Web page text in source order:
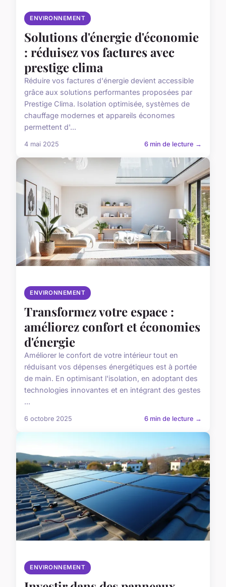
ENVIRONNEMENT
Solutions d'énergie d'économie
: réduisez vos factures avec
prestige clima
Réduire vos factures d'énergie devient accessible
grâce aux solutions performantes proposées par
Prestige Clima. Isolation optimisée, systèmes de
chauffage modernes et appareils économes
permettent d'...
4 mai 2025 6 min de lecture →
ENVIRONNEMENT
Transformez votre espace :
améliorez confort et économies
d'énergie
Améliorer le confort de votre intérieur tout en
réduisant vos dépenses énergétiques est à portée
de main. En optimisant l'isolation, en adoptant des
technologies innovantes et en intégrant des gestes
...
6 octobre 2025 6 min de lecture →
ENVIRONNEMENT